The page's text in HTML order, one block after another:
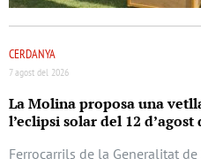
CERDANYA
7 agost del 2026
La Molina proposa una
l’eclipsi solar del 12
Ferrocarrils de la Generalitat